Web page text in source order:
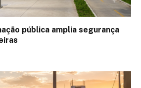
pública amplia segurança